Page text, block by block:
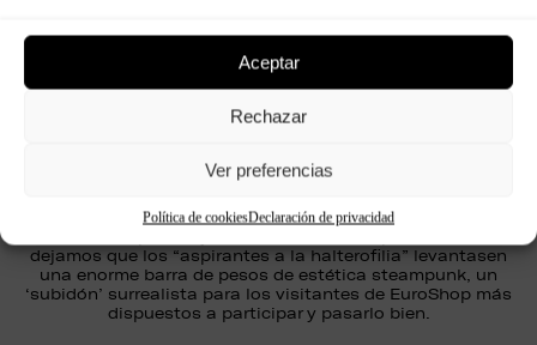
Aceptar
Rechazar
Ver preferencias
Política de cookiesDeclaración de privacidad
inundaban a preguntas mientras probaban nuestras
imaginativas e inteligentes soluciones para paredes y
la gama Natural Moss
innovador que ofrece a los creativos un servicio a
medida y fiable para todas sus ideas: cualquier material o
Las fantasías de los proyectistas son órdenes para
dejamos que los “aspirantes a la halterofilia” levantasen
una enorme barra de pesos de estética steampunk, un
‘subidón’ surrealista para los visitantes de EuroShop más
dispuestos a participar y pasarlo bien.